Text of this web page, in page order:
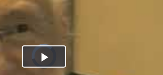
Play